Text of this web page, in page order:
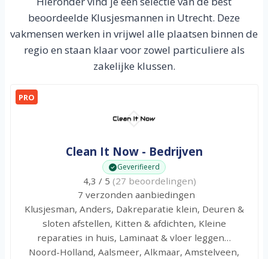
beoordeelde Klusjesmannen in Utrecht. Deze
vakmensen werken in vrijwel alle plaatsen binnen de
regio en staan klaar voor zowel particuliere als
zakelijke klussen.
PRO
Clean It Now - Bedrijven
Geverifieerd
4,3 / 5 (27 beoordelingen)
7 verzonden aanbiedingen
Klusjesman, Anders, Dakreparatie klein, Deuren &
sloten afstellen, Kitten & afdichten, Kleine
reparaties in huis, Laminaat & vloer leggen…
Noord-Holland, Aalsmeer, Alkmaar, Amstelveen,